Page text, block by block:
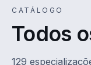
CATÁLOGO
Todos
129